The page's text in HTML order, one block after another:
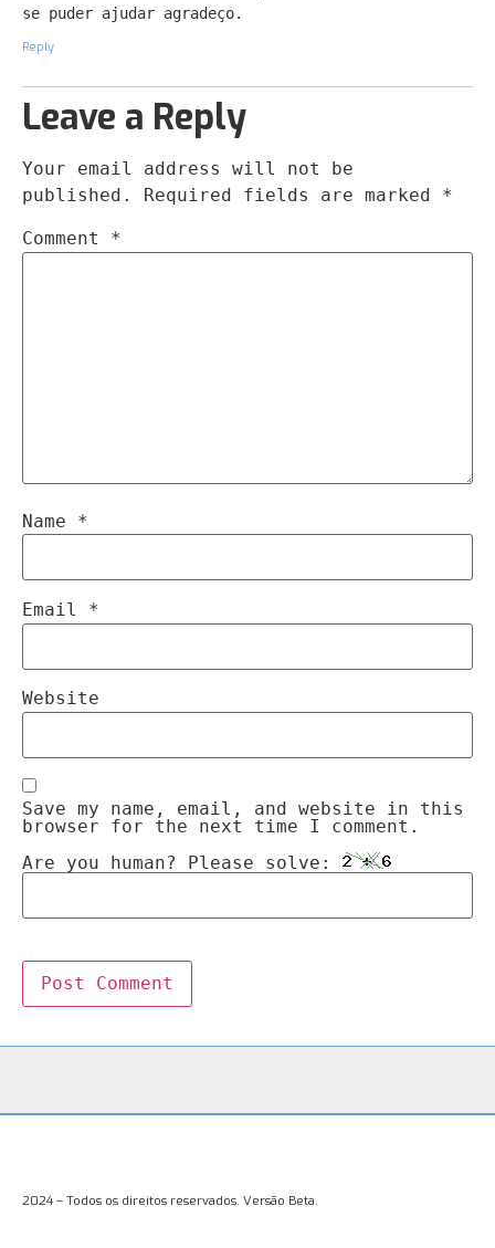
se puder ajudar agradeço.
Reply
Leave a Reply
Your email address will not be
published.
Required fields are marked *
Comment *
Name *
Email *
Website
Save my name, email, and website in this
browser for the next time I comment.
Are you human? Please solve:
2024 – Todos os direitos reservados. Versão Beta.